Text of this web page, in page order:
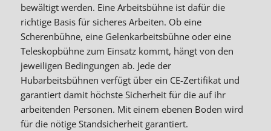
bewältigt werden. Eine Arbeitsbühne ist dafür die
richtige Basis für sicheres Arbeiten. Ob eine
Scherenbühne, eine Gelenkarbeitsbühne oder eine
Teleskopbühne zum Einsatz kommt, hängt von den
jeweiligen Bedingungen ab. Jede der
Hubarbeitsbühnen verfügt über ein CE-Zertifikat und
garantiert damit höchste Sicherheit für die auf ihr
arbeitenden Personen. Mit einem ebenen Boden wird
für die nötige Standsicherheit garantiert.